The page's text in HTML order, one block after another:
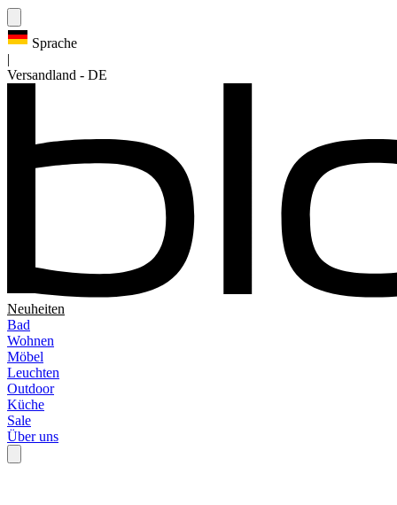
Sprache
Versandland - DE
Neuheiten
Bad
Wohnen
Möbel
Leuchten
Outdoor
Küche
Sale
Über uns